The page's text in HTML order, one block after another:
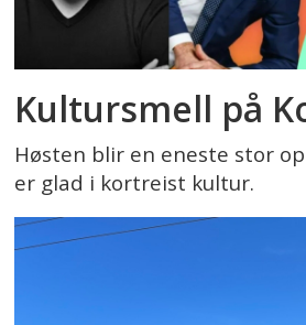
Kultursmell på
Høsten blir en eneste stor
er glad i kortreist kultur.